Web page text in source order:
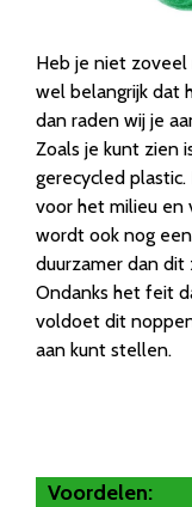
Heb je niet
wel belangrijk dat
dan raden wij je
Zoals je kunt zien
gerecycled
voor het milieu en
wordt ook nog
duurzamer dan
Ondanks het feit
voldoet dit
aan kunt stellen.
Voordelen: